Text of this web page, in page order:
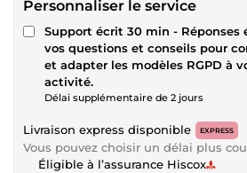
Personnaliser le service
Support écrit 30 min - Réponses
vos questions et conseils pour
et adapter les modèles RGPD à
activité.
Délai supplémentaire de 2 jours
Livraison express disponible EXPRESS
Vous pouvez choisir un délai plus
Éligible à l’assurance Hiscox